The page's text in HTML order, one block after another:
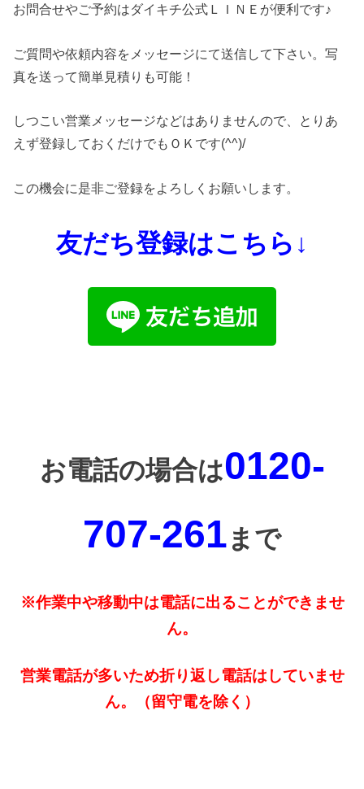
お問合せやご予約はダイキチ公式ＬＩＮＥが便利です♪
ご質問や依頼内容をメッセージにて送信して下さい。写
真を送って簡単見積りも可能！
しつこい営業メッセージなどはありませんので、とりあ
えず登録しておくだけでもＯＫです(^^)/
この機会に是非ご登録をよろしくお願いします。
友だち登録はこちら↓
お電話の場合は0120-
707-261まで
※作業中や移動中は電話に出ることができませ
ん。
営業電話が多いため折り返し電話はしていませ
ん。（留守電を除く）